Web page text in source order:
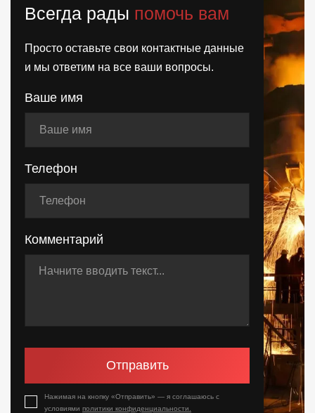
Всегда рады помочь вам
Просто оставьте свои контактные данные
и мы ответим на все ваши вопросы.
Ваше имя
Телефон
Комментарий
Отправить
Нажимая на кнопку «Отправить» — я соглашаюсь с
условиями политики конфиденциальности.